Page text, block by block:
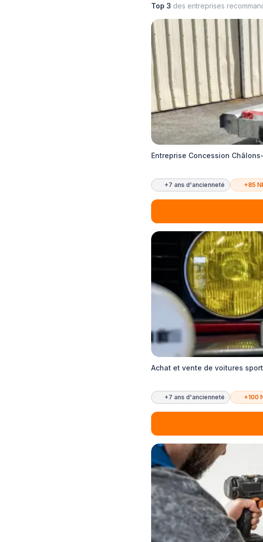
Top 3 des entreprises
Entreprise Concession
+7 ans d'ancienneté +85
Achat et vente de voitures
+7 ans d'ancienneté +100